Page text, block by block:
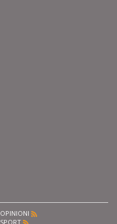
OPINIONI
SPORT